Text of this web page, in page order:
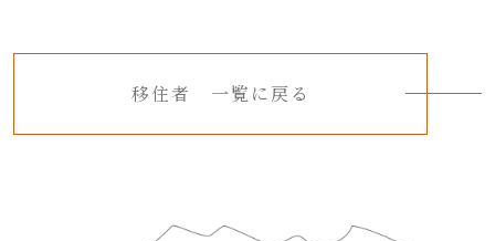
移住者 一覧に戻る